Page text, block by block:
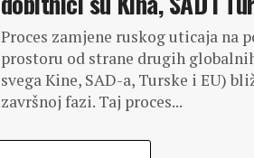
Proces zamjene ruskog uticaja na
prostoru od strane drugih
svega Kine, SAD-a, Turske i EU)
završnoj fazi. Taj proces...